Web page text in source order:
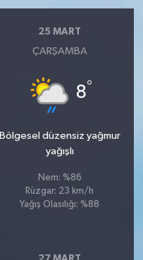
25 MART
ÇARŞAMBA
8°
Bölgesel düzensiz yağmur
yağışlı
Nem: %86
Rüzgar: 23 km/h
Yağış Olasılığı: %88